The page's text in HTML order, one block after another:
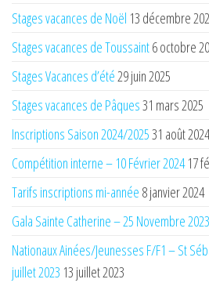
Stages vacances de Noël 13 décembre
Stages vacances de Toussaint6 octobre
Stages Vacances d’été29 juin 2025
Stages vacances de Pâques31 mars 2025
Inscriptions Saison 2024/202531 août 2024
Compétition interne – 10 Février 2024 17
Tarifs inscriptions mi-année 8 janvier 2024
Gala Sainte Catherine – 25 Novembre 2023
Nationaux Ainées/Jeunesses F/F1 – St
juillet 2023 13 juillet 2023